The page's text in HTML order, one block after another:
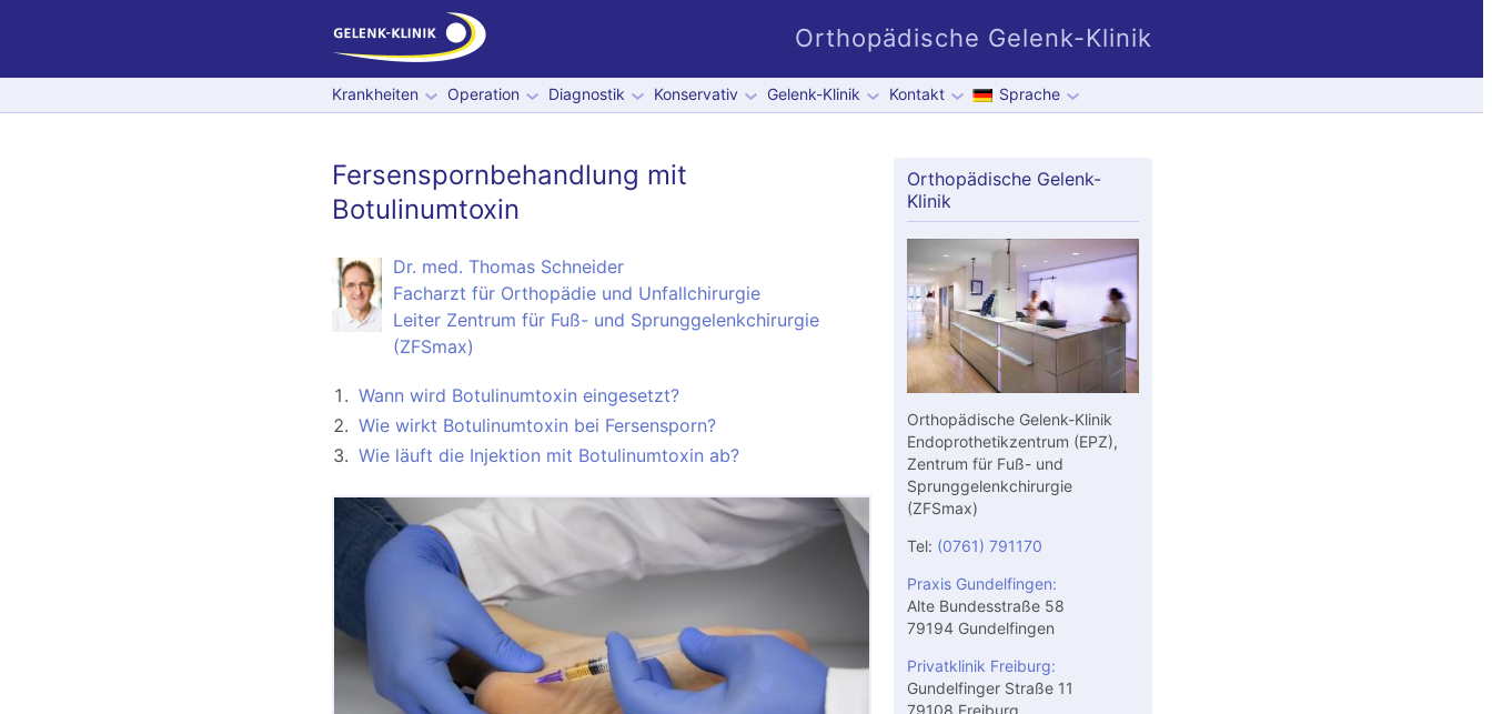
Orthopädische Gelenk-Klinik
Krankheiten Operation Diagnostik Konservativ Gelenk-Klinik Kontakt Sprache
Fersenspornbehandlung mit
Botulinumtoxin
Dr. med. Thomas Schneider
Facharzt für Orthopädie und Unfallchirurgie
Leiter Zentrum für Fuß- und Sprunggelenkchirurgie
(ZFSmax)
Wann wird Botulinumtoxin eingesetzt?
Wie wirkt Botulinumtoxin bei Fersensporn?
Wie läuft die Injektion mit Botulinumtoxin ab?
Orthopädische Gelenk-
Klinik
Orthopädische Gelenk-Klinik
Endoprothetikzentrum (EPZ),
Zentrum für Fuß- und
Sprunggelenkchirurgie
(ZFSmax)
Tel: (0761) 791170
Praxis Gundelfingen:
Alte Bundesstraße 58
79194 Gundelfingen
Privatklinik Freiburg:
Gundelfinger Straße 11